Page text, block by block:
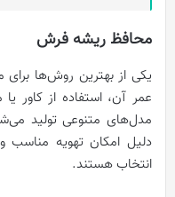
محافظ ریشه فرش
یکی از بهترین روش‌ها
عمر آن، استفاده از کاور
مدل‌های متنوعی تولید
دلیل امکان تهویه مناسب
انتخاب هستند.